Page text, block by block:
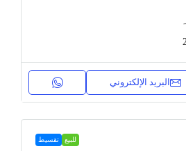
البريد الإلكتروني
للبيع تقسيط